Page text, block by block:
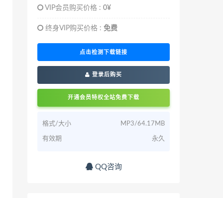
VIP会员购买价格 : 0¥
终身VIP购买价格 : 免费
点击检测下载链接
登录后购买
开通会员特权全站免费下载
格式/大小 MP3/64.17MB
有效期 永久
QQ咨询